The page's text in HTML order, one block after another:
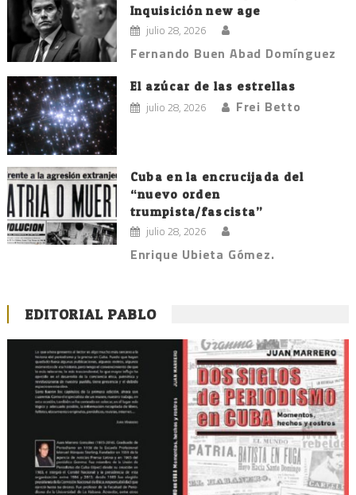
Inquisición new age
julio 28, 2026
Fernando Buen Abad Domínguez
El azúcar de las estrellas
julio 28, 2026 Frei Betto
Cuba en la encrucijada del
“nuevo orden
trumpista/fascista”
julio 28, 2026
Enrique Ubieta Gómez.
EDITORIAL PABLO